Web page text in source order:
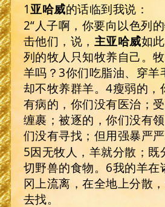
1 亚哈威的话临到我说：
2“人子啊，你要向以色列
击他们，说， 主亚哈威如
列的牧人只知牧养自己。
羊吗？3你们吃脂油、穿羊
却不牧养群羊。4瘦弱的，
有病的，你们没有医治；
缠裹；被逐的，你们没有
们没有寻找；但用强暴严严
5因无牧人，羊就分散；既
切野兽的食物。6我的羊在
冈上流离，在全地上分散
去找。